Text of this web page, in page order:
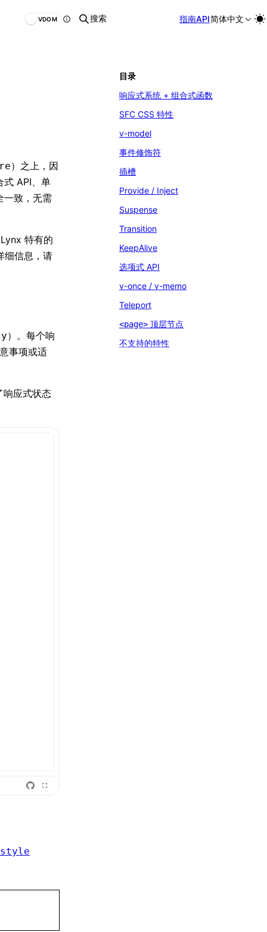
VDOM 搜索 指南API简体中文
）之上，因
式 API、单
一致，无需
特有的
细信息，请
）。每个响
事项或适
响应式状态
目录
响应式系统 + 组合式函数
SFC CSS 特性
v-model
事件修饰符
插槽
Provide / Inject
Suspense
Transition
KeepAlive
选项式 API
v-once / v-memo
Teleport
<page> 顶层节点
不支持的特性